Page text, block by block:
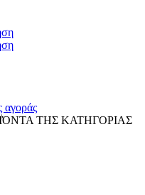
αγοράς
ΤΗΣ ΚΑΤΗΓΟΡΙΑΣ